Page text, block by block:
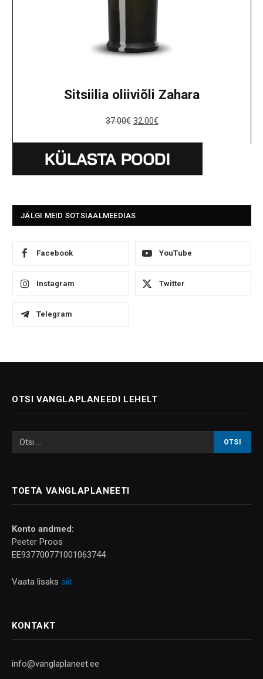
Sitsiilia oliiviõli Zahara
37.00€ 32.00€
JÄLGI MEID SOTSIAALMEEDIAS
Facebook YouTube
Instagram Twitter
Telegram
OTSI VANGLAPLANEEDI LEHELT
TOETA VANGLAPLANEETI
Konto andmed:
Peeter Proos
EE937700771001063744
Vaata lisaks siit
KONTAKT
info@vanglaplaneet.ee